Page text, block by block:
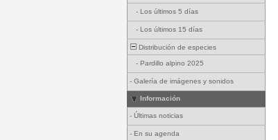
- Los últimos 5 días
- Los últimos 15 días
Distribución de especies
- Pardillo alpino 2025
- Galería de imágenes y sonidos
Información
- Últimas noticias
- En su agenda